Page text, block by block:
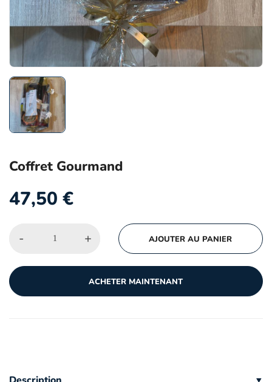
Coffret Gourmand
47,50 €
- + AJOUTER AU PANIER
ACHETER MAINTENANT